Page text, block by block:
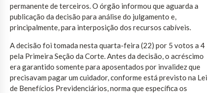
permanente de terceiros. O órgão informou que aguarda a
publicação da decisão para análise do julgamento e,
principalmente, para interposição dos recursos cabíveis.
A decisão foi tomada nesta quarta-feira (22) por 5 votos a 4
pela Primeira Seção da Corte. Antes da decisão, o acréscimo
era garantido somente para aposentados por invalidez que
precisavam pagar um cuidador, conforme está previsto na Lei
de Benefícios Previdenciários, norma que específica os